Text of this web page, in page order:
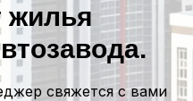
жилья
свяжется с вами